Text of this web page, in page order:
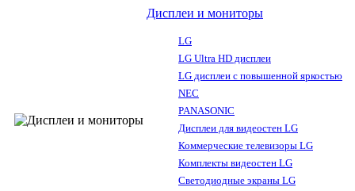
Дисплеи и мониторы
LG
LG Ultra HD дисплеи
LG дисплеи с повышенной яркостью
NEC
PANASONIC
Дисплеи для видеостен LG
Коммерческие телевизоры LG
Комплекты видеостен LG
Светодиодные экраны LG